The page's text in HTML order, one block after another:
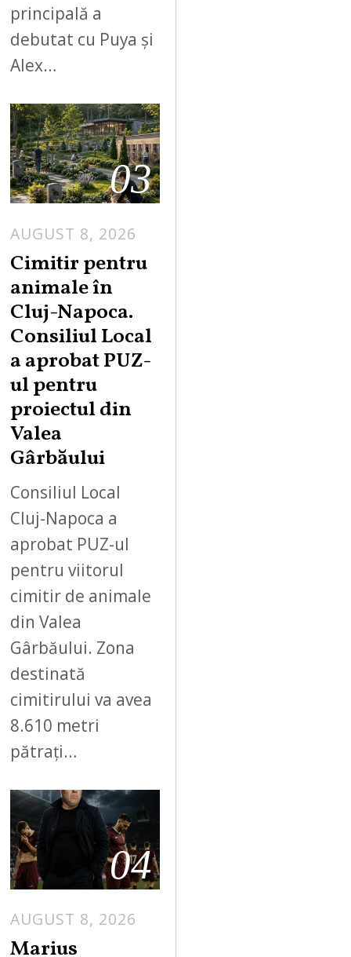
principală a
debutat cu Puya și
Alex…
03
AUGUST 8, 2026
Cimitir pentru
animale în
Cluj-Napoca.
Consiliul Local
a aprobat PUZ-
ul pentru
proiectul din
Valea
Gârbăului
Consiliul Local
Cluj-Napoca a
aprobat PUZ-ul
pentru viitorul
cimitir de animale
din Valea
Gârbăului. Zona
destinată
cimitirului va avea
8.610 metri
pătrați…
04
AUGUST 8, 2026
Marius